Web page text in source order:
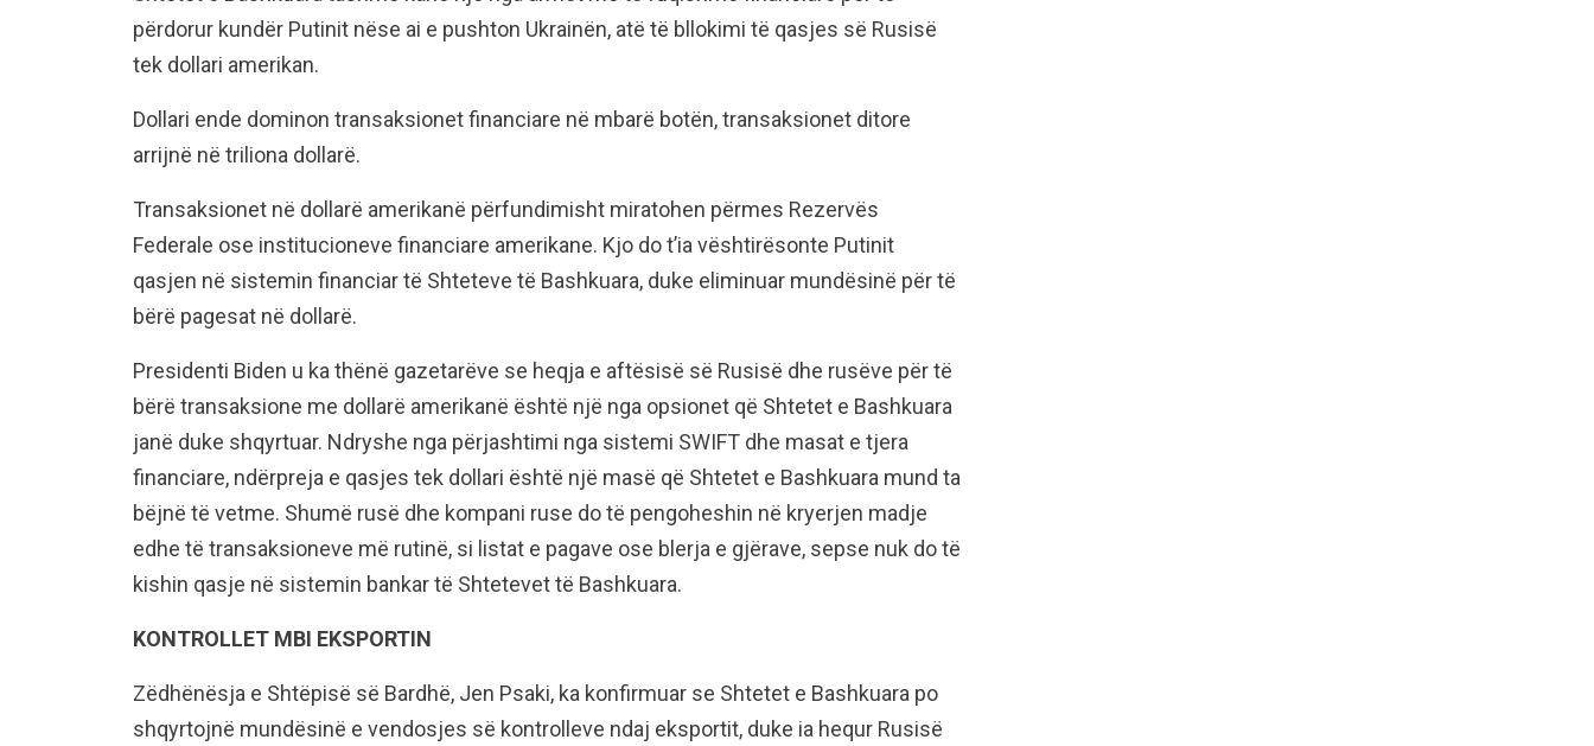
përdorur kundër Putinit nëse ai e pushton Ukrainën, atë të bllokimi të qasjes së Rusisë
tek dollari amerikan.
Dollari ende dominon transaksionet financiare në mbarë botën, transaksionet ditore
arrijnë në triliona dollarë.
Transaksionet në dollarë amerikanë përfundimisht miratohen përmes Rezervës
Federale ose institucioneve financiare amerikane. Kjo do t’ia vështirësonte Putinit
qasjen në sistemin financiar të Shteteve të Bashkuara, duke eliminuar mundësinë për të
bërë pagesat në dollarë.
Presidenti Biden u ka thënë gazetarëve se heqja e aftësisë së Rusisë dhe rusëve për të
bërë transaksione me dollarë amerikanë është një nga opsionet që Shtetet e Bashkuara
janë duke shqyrtuar. Ndryshe nga përjashtimi nga sistemi SWIFT dhe masat e tjera
financiare, ndërpreja e qasjes tek dollari është një masë që Shtetet e Bashkuara mund ta
bëjnë të vetme. Shumë rusë dhe kompani ruse do të pengoheshin në kryerjen madje
edhe të transaksioneve më rutinë, si listat e pagave ose blerja e gjërave, sepse nuk do të
kishin qasje në sistemin bankar të Shtetevet të Bashkuara.
KONTROLLET MBI EKSPORTIN
Zëdhënësja e Shtëpisë së Bardhë, Jen Psaki, ka konfirmuar se Shtetet e Bashkuara po
shqyrtojnë mundësinë e vendosjes së kontrolleve ndaj eksportit, duke ia hequr Rusisë